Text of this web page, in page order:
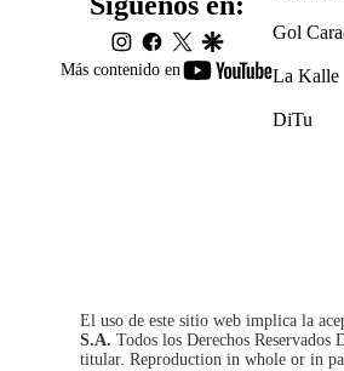
Más contenido en
youtube-
instagram
facebook
twittergoogleGol
La Kalle
DiTu
El uso de este sitio web implica la
S.A. Todos los Derechos
titular. Reproduction in whole or in